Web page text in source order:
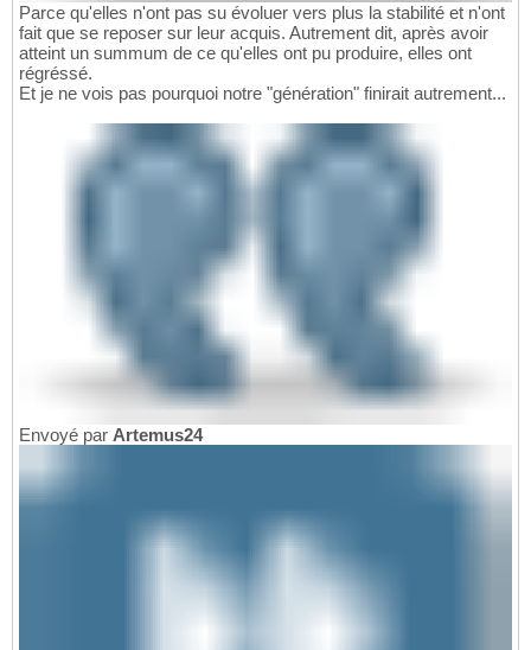
Parce qu'elles n'ont pas su évoluer vers plus la stabilité et n'ont
fait que se reposer sur leur acquis. Autrement dit, après avoir
atteint un summum de ce qu'elles ont pu produire, elles ont
régréssé.
Et je ne vois pas pourquoi notre "génération" finirait autrement...
Envoyé par Artemus24